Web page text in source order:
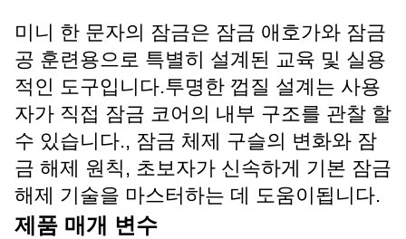
미니 한 문자의 잠금은 잠금 애호가와 잠금
공 훈련용으로 특별히 설계된 교육 및 실용
적인 도구입니다.투명한 껍질 설계는 사용
자가 직접 잠금 코어의 내부 구조를 관찰 할
수 있습니다., 잠금 체제 구슬의 변화와 잠
금 해제 원칙, 초보자가 신속하게 기본 잠금
해제 기술을 마스터하는 데 도움이됩니다.
제품 매개 변수